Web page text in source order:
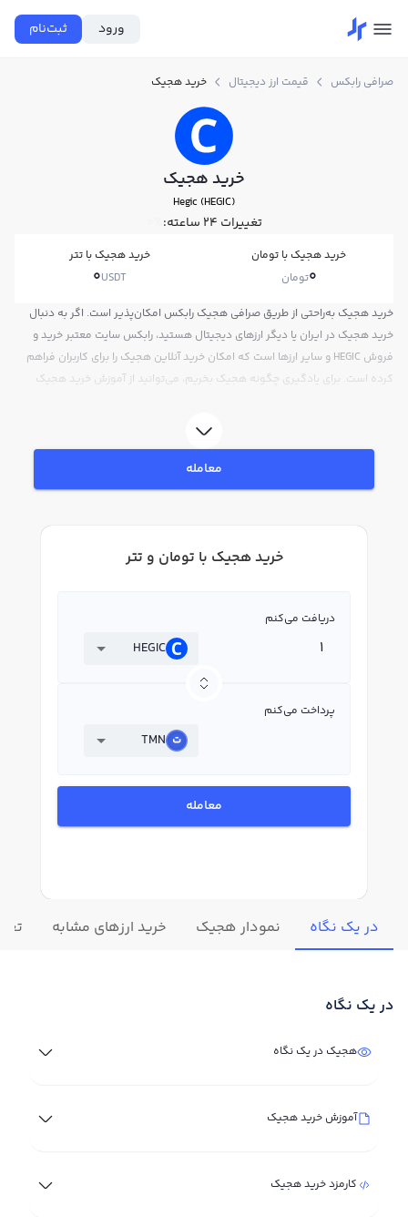
ورود ثبت‌نام
صرافی رابکس قیمت ارز دیجیتال خرید هجیک
خرید هجیک
Hegic (HEGIC)
تغییرات ۲۴ ساعته: 0%
خرید هجیک با تومان
0تومان
خرید هجیک با تتر
0USDT
خرید هجیک به‌راحتی از طریق صرافی هجیک رابکس امکان‌پذیر است. اگر به دنبال
خرید هجیک در ایران یا دیگر ارزهای دیجیتال هستید، رابکس سایت معتبر خرید و
فروش HEGIC و سایر ارزها است که امکان خرید آنلاین هجیک را برای کاربران فراهم
کرده است. برای یادگیری چگونه هجیک بخریم، می‌توانید از آموزش خرید هجیک
بپردازید. در بازار رابکس، قیمت لحظه‌ای، نمودار و امکانات فروش هجیک نیز در
دسترس شما قرار دارد تا بتوانید تصمیمات بهتری در معاملات خود بگیرید.
معامله
خرید هجیک با تومان و تتر
دریافت می‌کنم
HEGIC
پرداخت می‌کنم
TMN
معامله
در یک نگاه نمودار هجیک خرید ارزهای مشابه
در یک نگاه
هجیک در یک نگاه
آموزش خرید هجیک
کارمزد خرید هجیک